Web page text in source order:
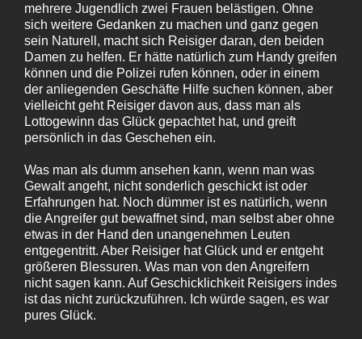
mehrere Jugendlich zwei Frauen belästigen. Ohne
sich weitere Gedanken zu machen und ganz gegen
sein Naturell, macht sich Reisiger daran, den beiden
Damen zu helfen. Er hätte natürlich zum Handy greifen
können und die Polizei rufen können, oder in einem
der anliegenden Geschäfte Hilfe suchen können, aber
vielleicht geht Reisiger davon aus, dass man als
Lottogewinn das Glück gepachtet hat, und greift
persönlich in das Geschehen ein.
Was man als dumm ansehen kann, wenn man was
Gewalt angeht, nicht sonderlich geschickt ist oder
Erfahrungen hat. Noch dümmer ist es natürlich, wenn
die Angreifer gut bewaffnet sind, man selbst aber ohne
etwas in der Hand den unangenehmen Leuten
entgegentritt. Aber Reisiger hat Glück und er entgeht
größeren Blessuren. Was man von den Angreifern
nicht sagen kann. Auf Geschicklichkeit Reisigers indes
ist das nicht zurückzuführen. Ich würde sagen, es war
pures Glück.